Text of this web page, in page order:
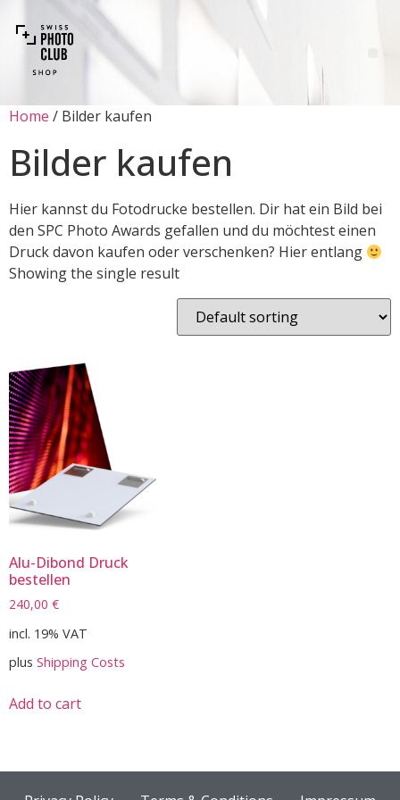
Home / Bilder kaufen
Bilder kaufen
Hier kannst du Fotodrucke bestellen. Dir hat ein Bild bei
den SPC Photo Awards gefallen und du möchtest einen
Druck davon kaufen oder verschenken? Hier entlang
Showing the single result
Alu-Dibond Druck
bestellen
240,00 €
incl. 19% VAT
plus Shipping Costs
Add to cart